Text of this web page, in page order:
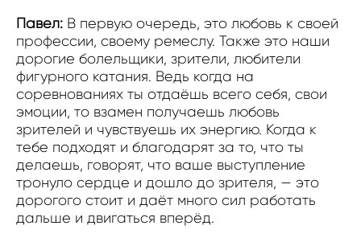
Павел: В первую очередь, это любовь к своей
профессии, своему ремеслу. Также это наши
дорогие болельщики, зрители, любители
фигурного катания. Ведь когда на
соревнованиях ты отдаёшь всего себя, свои
эмоции, то взамен получаешь любовь
зрителей и чувствуешь их энергию. Когда к
тебе подходят и благодарят за то, что ты
делаешь, говорят, что ваше выступление
тронуло сердце и дошло до зрителя, — это
дорогого стоит и даёт много сил работать
дальше и двигаться вперёд.